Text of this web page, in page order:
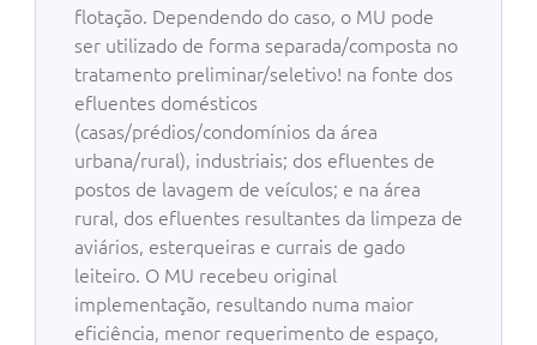
flotação. Dependendo do caso, o MU pode
ser utilizado de forma separada/composta no
tratamento preliminar/seletivo! na fonte dos
efluentes domésticos
(casas/prédios/condomínios da área
urbana/rural), industriais; dos efluentes de
postos de lavagem de veículos; e na área
rural, dos efluentes resultantes da limpeza de
aviários, esterqueiras e currais de gado
leiteiro. O MU recebeu original
implementação, resultando numa maior
eficiência, menor requerimento de espaço,